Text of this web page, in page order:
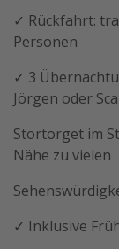
✓ Rückfahrt:
Personen
✓ 3
Jörgen oder
Stortorget im
Nähe zu vielen
✓ Inklusive